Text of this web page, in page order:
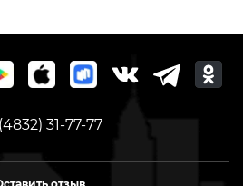
31-77-77